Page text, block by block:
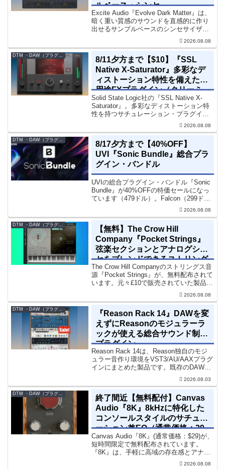
ルベース・シンセ
Excite Audio『Evolve Dark Matter』は、
暗く重い質感のサウンドを直感的に作り
出せるサンプルベースのシンセサイザー
です。ダークD&Bやアトモスフェリッ
ク・テクノ、シネマティック作品に適し
た暗色系ハイブリッド音源です...
2026.08.08
DTM ・DAW（プラグイン、シンセなど）のセール情報
8/11夕方まで【$10】『SSL
Native X-Saturator』多彩なデ
ィストーション特性を備えた多
用途FXプラグイン（クリーミ
ィ＆ウォームなサウンド）
Solid State Logic社の『SSL Native X-
Saturator』。多彩なディストーション特
性を持つサチュレーション・プラグイン
です。音楽制作者、エンジニアの間でも
評価の高い製品です。競合するサチュレ
ーション系の製品では...
2026.08.08
DTM ・DAW（プラグイン、シンセなど）のセール情報
8/17夕方まで【40%OFF】
UVI『Sonic Bundle』総合プラ
グイン・バンドル
UVIの総合プラグイン・バンドル『Sonic
Bundle』が40%OFFの特価セールになっ
ています（479ドル）。Falcon（299ド
ル）も入っています。UVI Sonic Bundle
2026.08.08
【無料】The Crow Hill
Company『Pocket Strings』
弦楽セクションとアナログシン
セをブレンドできるストリング
ス音源プラグイン
The Crow Hill Companyのストリングス音
源『Pocket Strings』が、無料配布されて
います。元々£10で販売されていた製品で
す。『Pocket Strings』についてPocket
2026.08.08
DTM ・DAW（プラグイン、シンセなど）のセール情報
『Reason Rack 14』DAWを変
えずにReasonのモジュラーラ
ックが使える総合サウンド制作
プラグイン
Reason Rack 14は、Reason独自のモジ
ュラー音作り環境をVST3/AU/AAXプラグ
インにまとめた製品です。既存のDAWを
乗り換えることなく、68種類のシンセや
エフェクト、CV配線をそのままトラック
2026.08.03
DTM ・DAW（プラグイン、シンセなど）のセール情報
終了間近【無料配付】Canvas
Audio『8K』8kHzに特化した
コンソールスタイルのサチュレ
ーション兼EQ（通常価格：29
ドル）
Canvas Audio『8K』(通常価格：$29)が、
短時間限定で無料配布されています。
『8K』は、手軽に高域の存在感とアナロ
グ的な質感をミックスに加えることがで
2026.08.08